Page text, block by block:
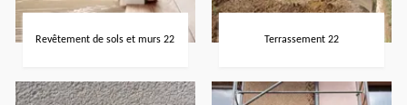
Revêtement de sols et murs 22 Terrassement 22